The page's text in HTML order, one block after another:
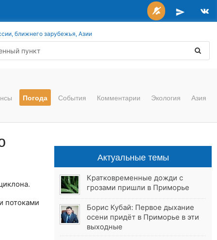
ближнего зарубежья, Азии
Погода События Комментарии Экология Азия
потоками
Актуальные темы
Кратковременные дожди с
грозами пришли в Приморье
Борис Кубай: Первое дыхание
осени придёт в Приморье в эти
выходные